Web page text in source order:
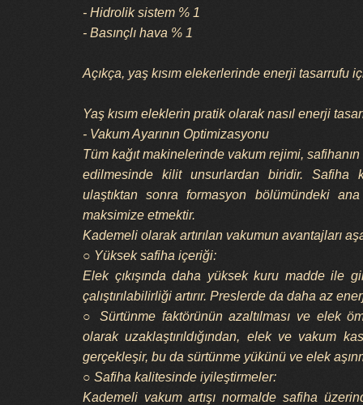
- Hidrolik sistem % 1
- Basınçlı hava % 1
Açıkça, yaş kısım elekerlerinde enerji tasarrufu
Yaş kısım eleklerin pratik olarak nasıl enerji
- Vakum Ayarının Optimizasyonu
Tüm kağıt makinelerinde vakum rejimi,
edilmesinde kilit unsurlardan biridir. Safiha
ulaştıktan sonra formasyon bölümündeki
maksimize etmektir.
Kademeli olarak artırılan vakumun avantajları
○ Yüksek safiha içeriği:
Elek çıkışında daha yüksek kuru madde ile
çalıştırılabilirliği artırır. Preslerde da daha az
○ Sürtünme faktörünün azaltılması ve elek
olarak uzaklaştırıldığından, elek ve vakum
gerçekleşir, bu da sürtünme yükünü ve elek
○ Safiha kalitesinde iyileştirmeler:
Kademeli vakum artışı normalde safiha